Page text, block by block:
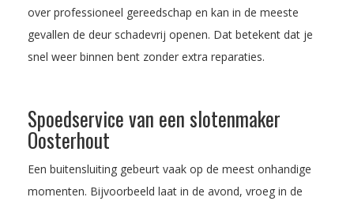
over professioneel gereedschap en kan in de meeste
gevallen de deur schadevrij openen. Dat betekent dat je
snel weer binnen bent zonder extra reparaties.
Spoedservice van een slotenmaker
Oosterhout
Een buitensluiting gebeurt vaak op de meest onhandige
momenten. Bijvoorbeeld laat in de avond, vroeg in de